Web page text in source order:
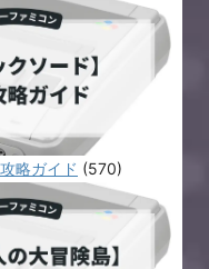
略ガイド (570)